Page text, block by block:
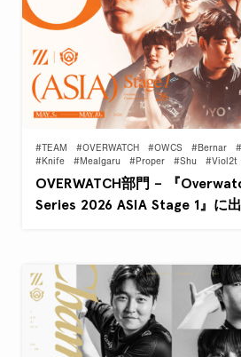
#TEAM #OVERWATCH #OWCS #Bernar
#Knife
#Mealgaru #Proper #Shu #Viol2t
OVERWATCH部門 – 『
Series 2026 ASIA Stage 1』に